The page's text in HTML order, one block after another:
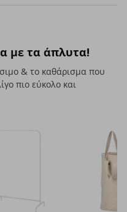
με τα άπλυτα!
& το καθάρισμα που
πιο εύκολο και